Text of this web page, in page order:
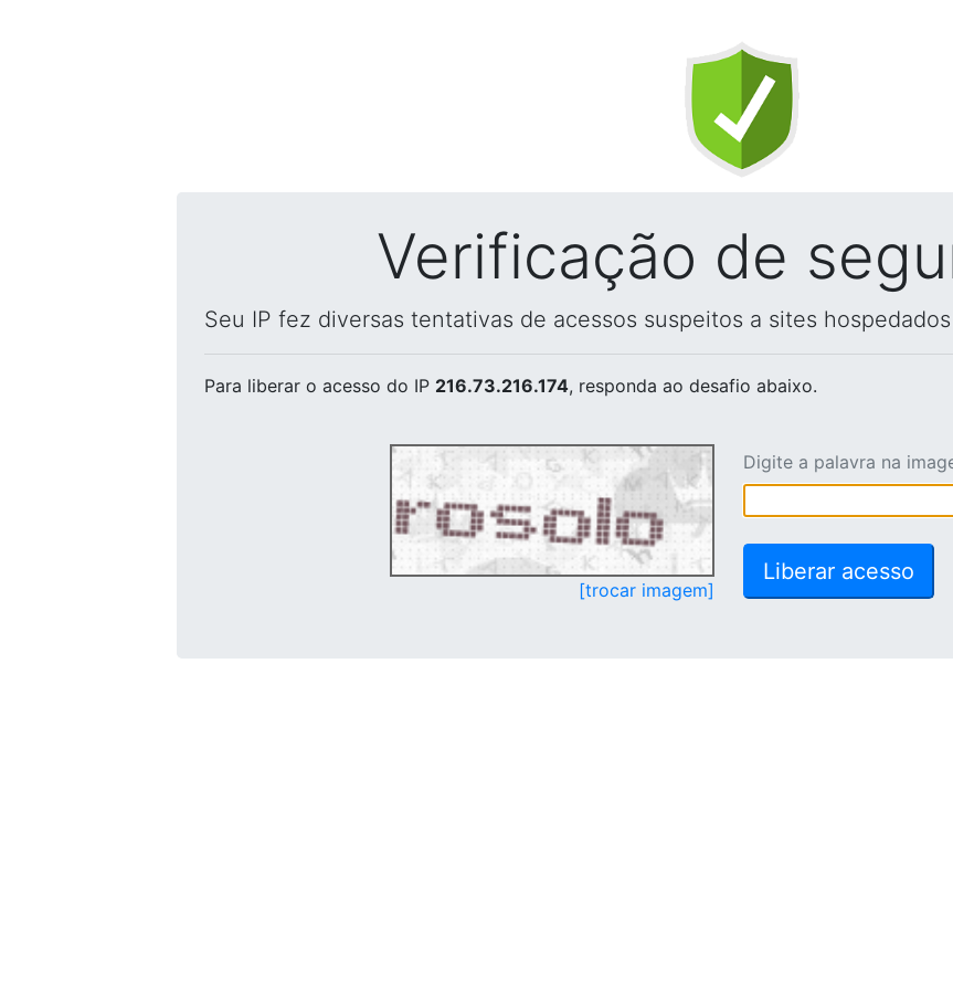
Verificação de
Seu IP fez diversas tentativas de acessos suspeitos a sites
Para liberar o acesso do IP 216.73.216.174, responda ao desafio abaixo.
[trocar imagem]
Digite a palavra na